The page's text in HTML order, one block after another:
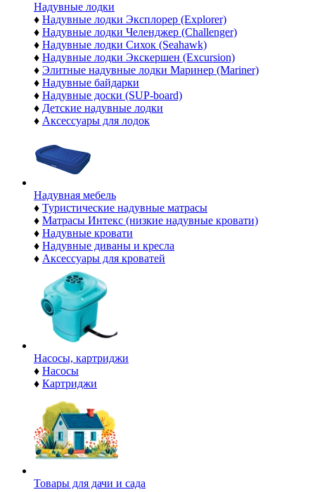
Надувные лодки
♦ Надувные лодки Эксплорер (Explorer)
♦ Надувные лодки Челенджер (Challenger)
♦ Надувные лодки Сихок (Seahawk)
♦ Надувные лодки Экскершен (Excursion)
♦ Элитные надувные лодки Маринер (Mariner)
♦ Надувные байдарки
♦ Надувные доски (SUP-board)
♦ Детские надувные лодки
♦ Аксессуары для лодок
Надувная мебель
♦ Туристические надувные матрасы
♦ Матрасы Интекс (низкие надувные кровати)
♦ Надувные кровати
♦ Надувные диваны и кресла
♦ Аксессуары для кроватей
Насосы, картриджи
♦ Насосы
♦ Картриджи
Товары для дачи и сада